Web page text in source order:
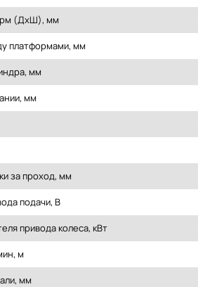
(ДхШ), мм
платформами, мм
мм
мм
за проход, мм
подачи, В
привода колеса, кВт
м
мм